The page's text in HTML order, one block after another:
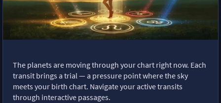
The planets are moving through your chart right now. Each
transit brings a trial — a pressure point where the sky
meets your birth chart. Navigate your active transits
through interactive passages.